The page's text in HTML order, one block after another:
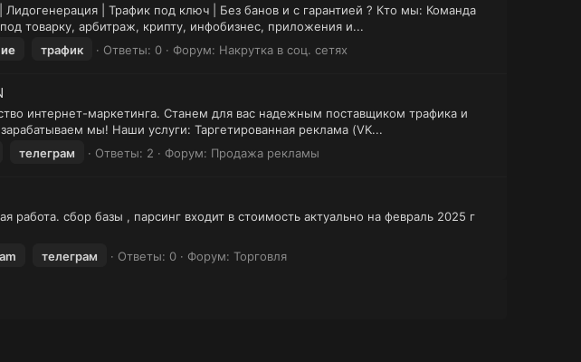
Лидогенерация | Трафик под ключ | Без банов и с гарантией ? Кто мы: Команда
товарку, арбитраж, крипту, инфобизнес, приложения и...
трафик Ответы: 0 Форум: Накрутка в соц. сетях
интернет-маркетинга. Станем для вас надежным поставщиком трафика и
мы! Наши услуги: Таргетированная реклама (VK...
телеграм Ответы: 2 Форум: Продажа рекламы
сбор базы , парсинг входит в стоимость актуально на февраль 2025 г
телеграм Ответы: 0 Форум: Торговля